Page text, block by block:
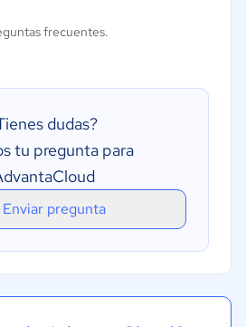
producción (MRP)
de trabajo
frecuentes.
dudas?
tu pregunta para
Enviar pregunta